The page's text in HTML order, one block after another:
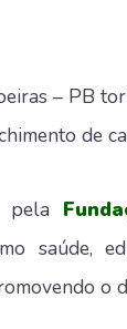
– PB
de
pela
saúde,
o